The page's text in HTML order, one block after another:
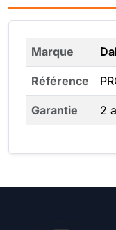
Marque
Référence
Garantie 2